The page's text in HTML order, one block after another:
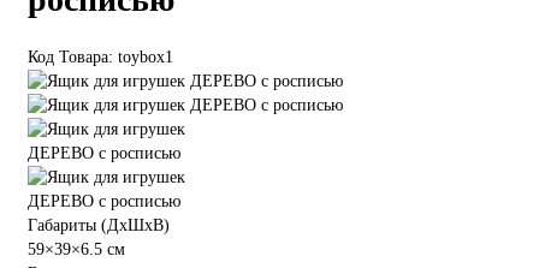
Код Товара: toybox1
Габариты (ДхШхВ)
59×39×6.5 см